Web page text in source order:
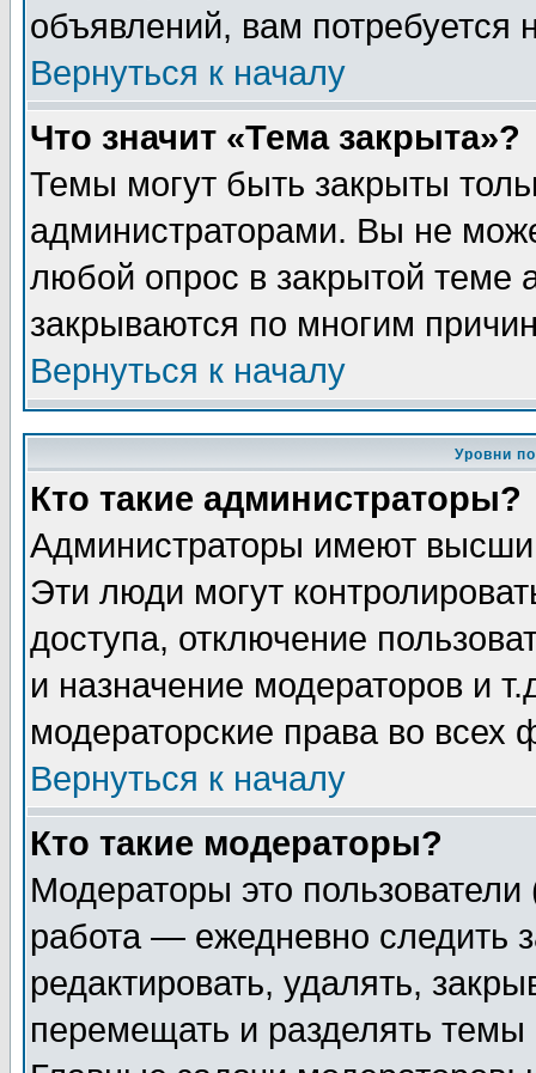
объявлений, вам потребуется
Вернуться к началу
Что значит «Тема закрыта»?
Темы могут быть закрыты
администраторами. Вы не
любой опрос в закрытой теме
закрываются по многим
Вернуться к началу
Уровни
Кто такие администраторы?
Администраторы имеют
Эти люди могут
доступа, отключение
и назначение модераторов и
модераторские права во всех
Вернуться к началу
Кто такие модераторы?
Модераторы это
работа — ежедневно следить
редактировать, удалять,
перемещать и разделять